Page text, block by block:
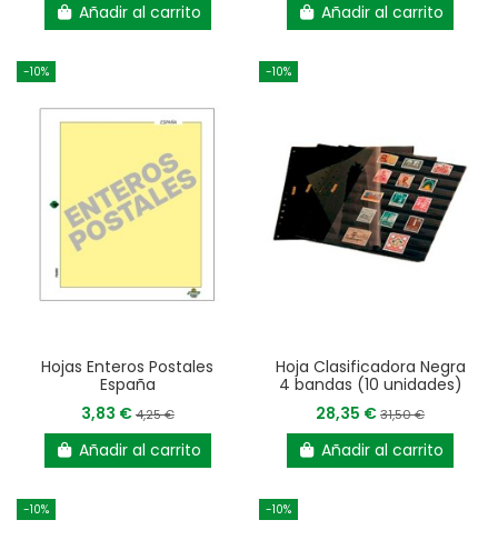
Añadir al carrito Añadir al carrito
-10%
Hojas Enteros Postales
España
3,83 €4,25 €
Añadir al carrito
-10%
Hoja Clasificadora Negra
4 bandas (10 unidades)
28,35 €31,50 €
Añadir al carrito
-10% -10%